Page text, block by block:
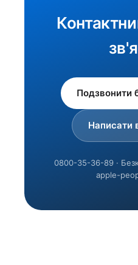
Подзвонити
Написати
0800-35-36-89 ·
apple-